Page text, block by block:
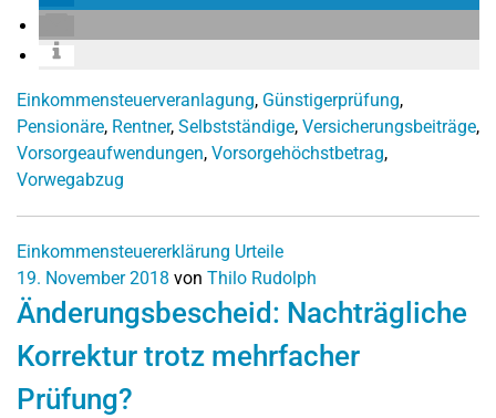
Einkommensteuerveranlagung, Günstigerprüfung,
Pensionäre, Rentner, Selbstständige, Versicherungsbeiträge,
Vorsorgeaufwendungen, Vorsorgehöchstbetrag,
Vorwegabzug
Einkommensteuererklärung Urteile
19. November 2018 von Thilo Rudolph
Änderungsbescheid: Nachträgliche
Korrektur trotz mehrfacher
Prüfung?